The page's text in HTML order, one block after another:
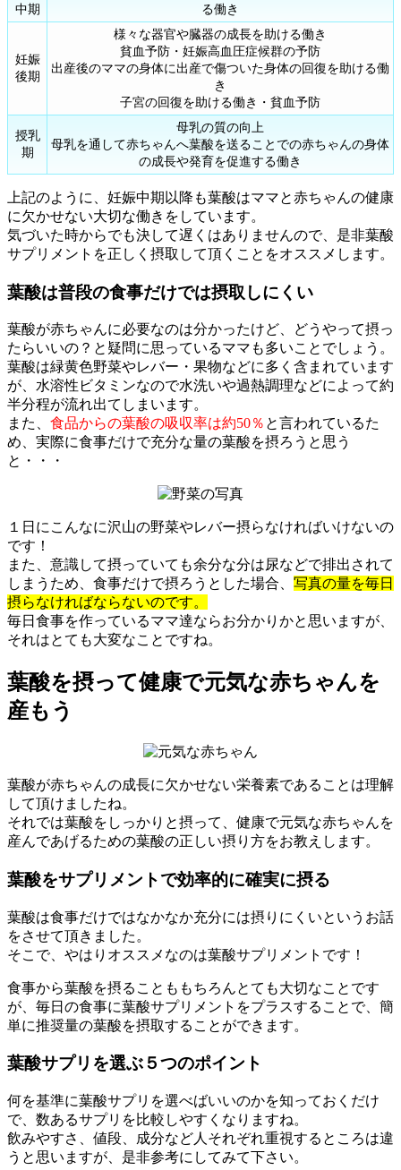
中期
る働き
妊娠
後期
様々な器官や臓器の成長を助ける働き
貧血予防・妊娠高血圧症候群の予防
出産後のママの身体に出産で傷ついた身体の回復を助ける働
き
子宮の回復を助ける働き・貧血予防
授乳
期
母乳の質の向上
母乳を通して赤ちゃんへ葉酸を送ることでの赤ちゃんの身体
の成長や発育を促進する働き
上記のように、妊娠中期以降も葉酸はママと赤ちゃんの健康
に欠かせない大切な働きをしています。
気づいた時からでも決して遅くはありませんので、是非葉酸
サプリメントを正しく摂取して頂くことをオススメします。
葉酸は普段の食事だけでは摂取しにくい
葉酸が赤ちゃんに必要なのは分かったけど、どうやって摂っ
たらいいの？と疑問に思っているママも多いことでしょう。
葉酸は緑黄色野菜やレバー・果物などに多く含まれています
が、水溶性ビタミンなので水洗いや過熱調理などによって約
半分程が流れ出てしまいます。
また、 食品からの葉酸の吸収率は約50％ と言われているた
め、実際に食事だけで充分な量の葉酸を摂ろうと思う
と・・・
１日にこんなに沢山の野菜やレバー摂らなければいけないの
です！
また、意識して摂っていても余分な分は尿などで排出されて
しまうため、食事だけで摂ろうとした場合、 写真の量を毎日
摂らなければならないのです。
毎日食事を作っているママ達ならお分かりかと思いますが、
それはとても大変なことですね。
葉酸を摂って健康で元気な赤ちゃんを
産もう
葉酸が赤ちゃんの成長に欠かせない栄養素であることは理解
して頂けましたね。
それでは葉酸をしっかりと摂って、健康で元気な赤ちゃんを
産んであげるための葉酸の正しい摂り方をお教えします。
葉酸をサプリメントで効率的に確実に摂る
葉酸は食事だけではなかなか充分には摂りにくいというお話
をさせて頂きました。
そこで、やはりオススメなのは葉酸サプリメントです！
食事から葉酸を摂ることももちろんとても大切なことです
が、毎日の食事に葉酸サプリメントをプラスすることで、簡
単に推奨量の葉酸を摂取することができます。
葉酸サプリを選ぶ５つのポイント
何を基準に葉酸サプリを選べばいいのかを知っておくだけ
で、数あるサプリを比較しやすくなりますね。
飲みやすさ、値段、成分など人それぞれ重視するところは違
うと思いますが、是非参考にしてみて下さい。